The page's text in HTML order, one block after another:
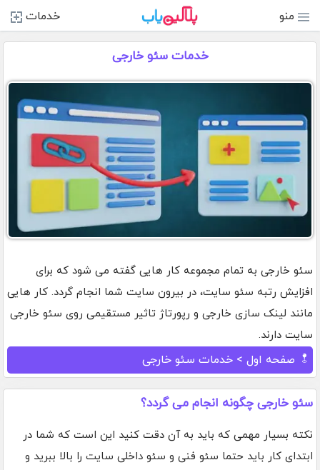
منو خدمات
خدمات سئو خارجی
سئو خارجی به تمام مجموعه کار هایی گفته می شود که برای
افزایش رتبه سئو سایت، در بیرون سایت شما انجام گردد. کار هایی
مانند لینک سازی خارجی و رپورتاژ تاثیر مستقیمی روی سئو خارجی
سایت دارند.
صفحه اول > خدمات سئو خارجی
سئو خارجی چگونه انجام می گردد؟
نکته بسیار مهمی که باید به آن دقت کنید این است که شما در
ابتدای کار باید حتما سئو فنی و سئو داخلی سایت را بالا ببرید و